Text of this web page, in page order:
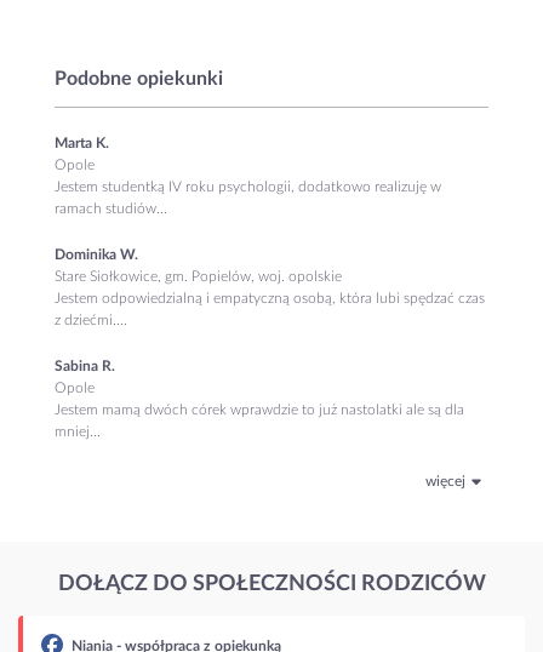
Podobne opiekunki
Marta K.
Opole
Jestem studentką IV roku psychologii, dodatkowo realizuję w
ramach studiów...
Dominika W.
Stare Siołkowice, gm. Popielów, woj. opolskie
Jestem odpowiedzialną i empatyczną osobą, która lubi spędzać czas
z dziećmi....
Sabina R.
Opole
Jestem mamą dwóch córek wprawdzie to już nastolatki ale są dla
mniej...
więcej
DOŁĄCZ DO SPOŁECZNOŚCI RODZICÓW
z opiekunką